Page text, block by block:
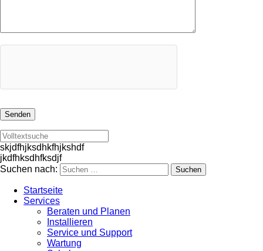
skjdfhjksdhkfhjkshdf
jkdfhksdhfksdjf
Suchen nach:
Startseite
Services
Beraten und Planen
Installieren
Service und Support
Wartung